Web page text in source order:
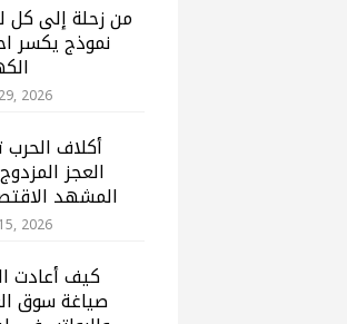
من زحلة إلى كل
نموذج يكسر
2026
أكلاف الحرب
العجز
المشهد
2026
كيف أعادت
صياغة سوق